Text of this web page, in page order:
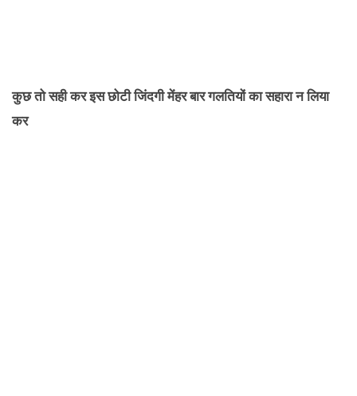
कुछ तो सही कर इस छोटी जिंदगी मेंहर बार गलतियों का सहारा न लिया
कर